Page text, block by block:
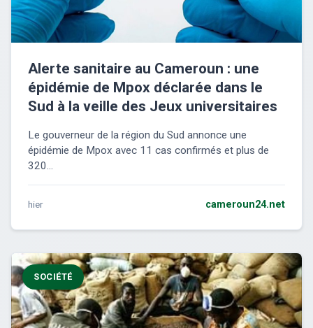
Alerte sanitaire au Cameroun : une
épidémie de Mpox déclarée dans le
Sud à la veille des Jeux universitaires
Le gouverneur de la région du Sud annonce une
épidémie de Mpox avec 11 cas confirmés et plus de
320...
hier cameroun24.net
SOCIÉTÉ